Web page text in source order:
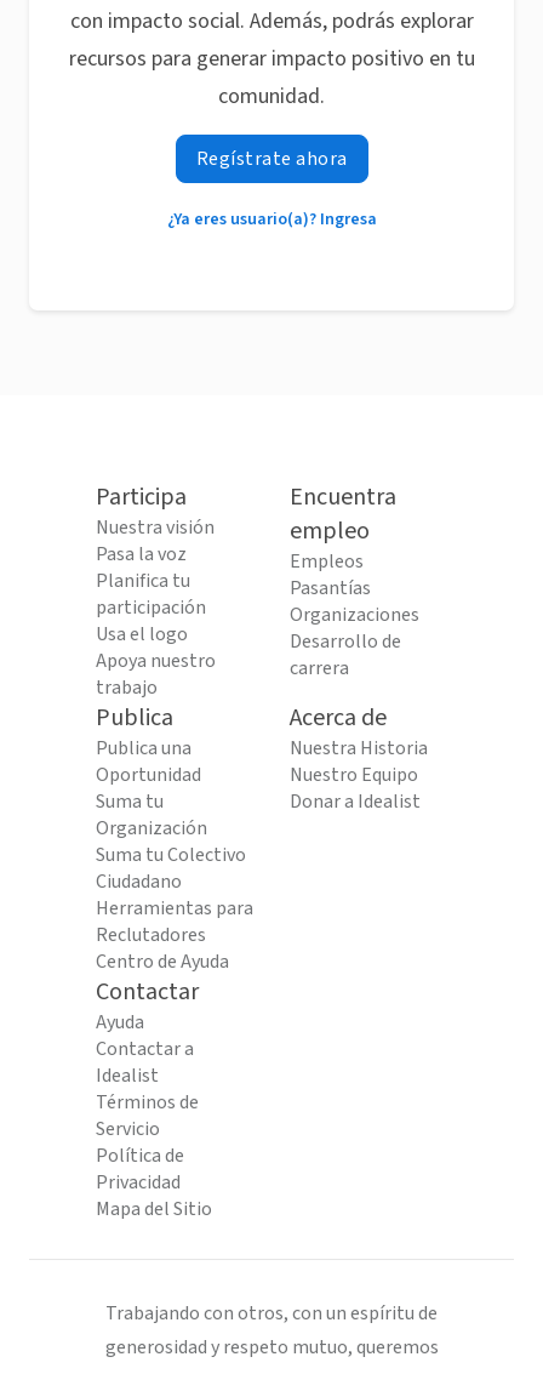
con impacto social. Además, podrás explorar
recursos para generar impacto positivo en tu
comunidad.
Regístrate ahora
¿Ya eres usuario(a)? Ingresa
Participa
Nuestra visión
Pasa la voz
Planifica tu
participación
Usa el logo
Apoya nuestro
trabajo
Encuentra
empleo
Empleos
Pasantías
Organizaciones
Desarrollo de
carrera
Publica
Publica una
Oportunidad
Suma tu
Organización
Suma tu Colectivo
Ciudadano
Herramientas para
Reclutadores
Centro de Ayuda
Acerca de
Nuestra Historia
Nuestro Equipo
Donar a Idealist
Contactar
Ayuda
Contactar a
Idealist
Términos de
Servicio
Política de
Privacidad
Mapa del Sitio
Trabajando con otros, con un espíritu de
generosidad y respeto mutuo, queremos